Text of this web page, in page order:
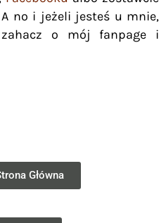
no i jeżeli jesteś u mnie,
o mój fanpage i
Główna